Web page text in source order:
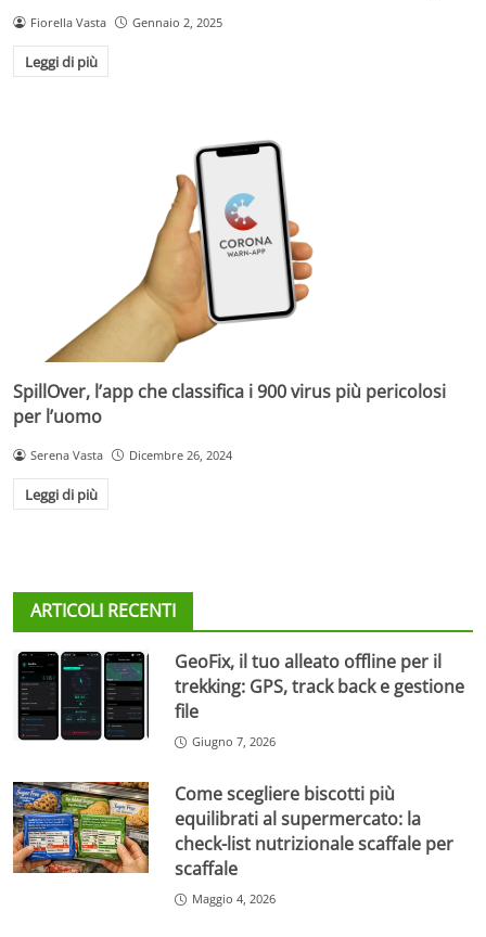
Fiorella Vasta Gennaio 2, 2025
Leggi di più
SpillOver, l’app che classifica i 900 virus più pericolosi
per l’uomo
Serena Vasta Dicembre 26, 2024
Leggi di più
ARTICOLI RECENTI
GeoFix, il tuo alleato offline per il
trekking: GPS, track back e gestione
file
Giugno 7, 2026
Come scegliere biscotti più
equilibrati al supermercato: la
check-list nutrizionale scaffale per
scaffale
Maggio 4, 2026